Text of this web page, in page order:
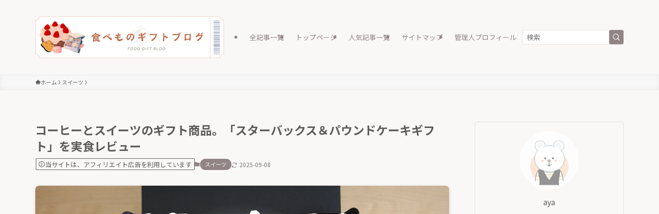
全記事一覧 トップページ 人気記事一覧 サイトマップ 管理人プロフィール
ホーム スイーツ
コーヒーとスイーツのギフト商品。「スターバックス＆パウンドケーキギフ
ト」を実食レビュー
当サイトは、アフィリエイト広告を利用しています スイーツ 2025-09-08
aya